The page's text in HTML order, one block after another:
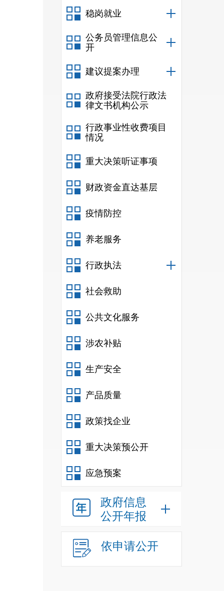
稳岗就业
公务员管理信息公
开
建议提案办理
政府接受法院行政法
律文书机构公示
行政事业性收费项目
情况
重大决策听证事项
财政资金直达基层
疫情防控
养老服务
行政执法
社会救助
公共文化服务
涉农补贴
生产安全
产品质量
政策找企业
重大决策预公开
应急预案
政府信息
公开年报
依申请公开